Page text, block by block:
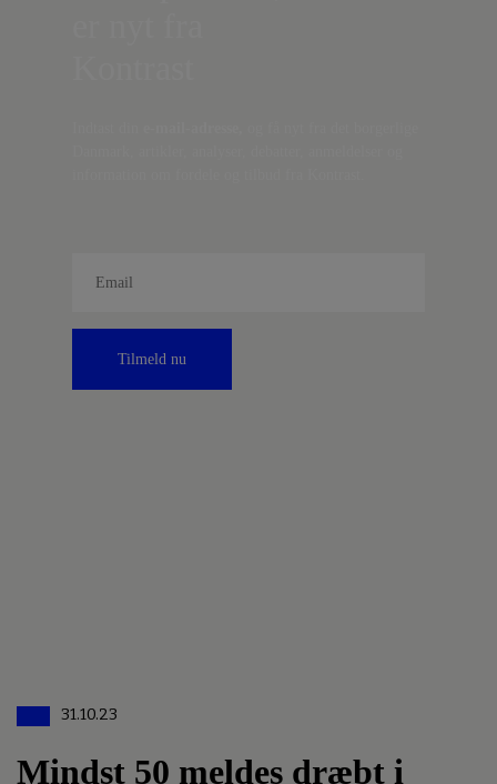
Tilmeld nu
31.10.23
Mindst 50 meldes dræbt i